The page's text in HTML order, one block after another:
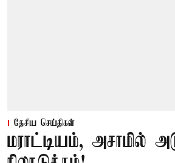
தேசிய செய்திகள்
மராட்டியம், அசாமில்